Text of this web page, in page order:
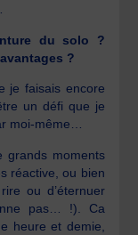
du solo ?
?
je faisais encore
un défi que je
moi-même…
grands moments
réactive, ou bien
ou d’éternuer
pas… !). Ca
heure et demie,